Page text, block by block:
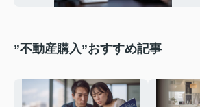
”不動産購入”おすすめ記事